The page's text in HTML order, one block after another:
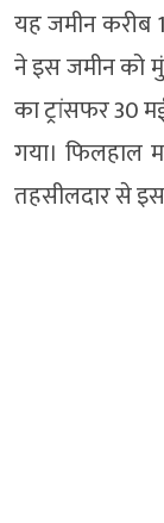
यह जमीन करीब
ने इस जमीन को
का ट्रांसफर 30
गया। फिलहाल
तहसीलदार से इस